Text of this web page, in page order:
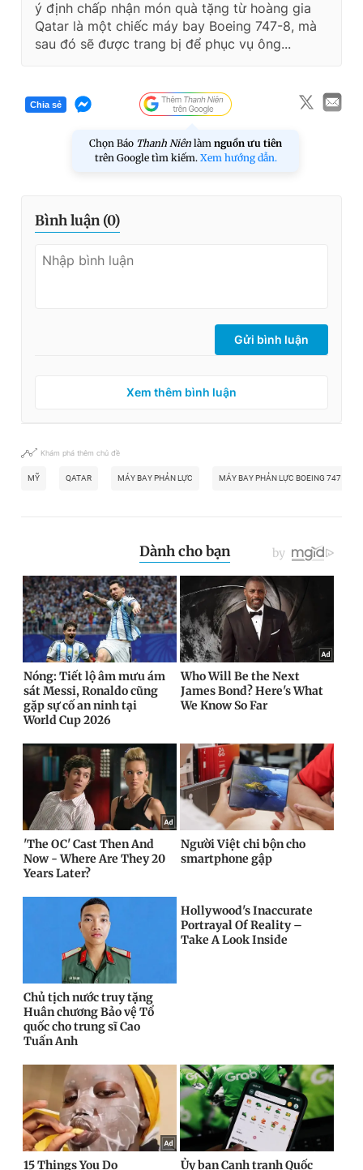
ý định chấp nhận món quà tặng từ hoàng gia
Qatar là một chiếc máy bay Boeing 747-8, mà
sau đó sẽ được trang bị để phục vụ ông...
Chia sẻ
Chọn Báo Thanh Niên làm nguồn ưu tiên
trên Google tìm kiếm. Xem hướng dẫn.
Bình luận (0)
Gửi bình luận
Xem thêm bình luận
Khám phá thêm chủ đề
MỸ QATAR MÁY BAY PHẢN LỰC MÁY BAY PHẢN LỰC BOEING 747